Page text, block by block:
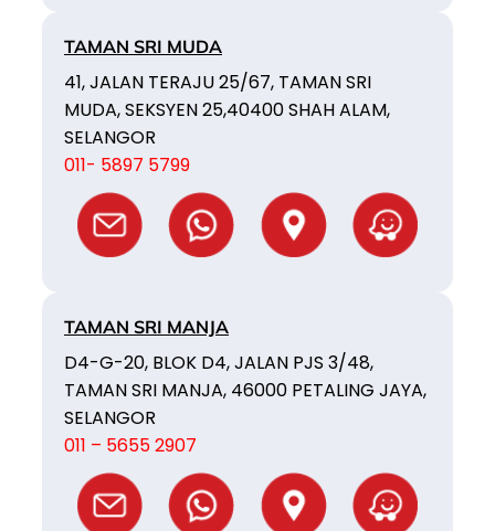
TAMAN SRI MUDA
41, JALAN TERAJU 25/67, TAMAN SRI
MUDA, SEKSYEN 25,40400 SHAH ALAM,
SELANGOR
011- 5897 5799
TAMAN SRI MANJA
D4-G-20, BLOK D4, JALAN PJS 3/48,
TAMAN SRI MANJA, 46000 PETALING JAYA,
SELANGOR
011 – 5655 2907